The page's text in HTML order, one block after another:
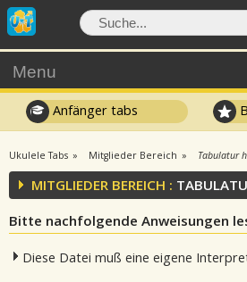
Menu
Anfänger tabs
Ukulele Tabs Mitglieder Bereich Tabulatur
MITGLIEDER BEREICH :
Bitte nachfolgende Anweisungen
Diese Datei muß eine eigene